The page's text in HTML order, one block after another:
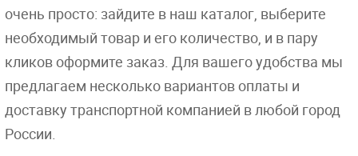
очень просто: зайдите в наш каталог, выберите
необходимый товар и его количество, и в пару
кликов оформите заказ. Для вашего удобства мы
предлагаем несколько вариантов оплаты и
доставку транспортной компанией в любой город
России.